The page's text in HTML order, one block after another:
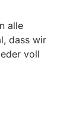
alle
dass wir
voll